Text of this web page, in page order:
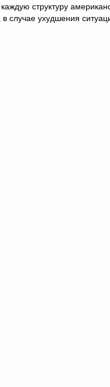
структуру
случае ухудшения